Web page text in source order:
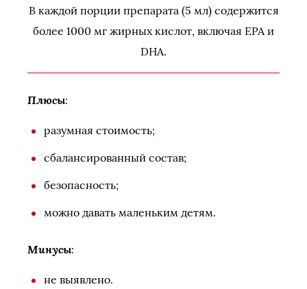
В каждой порции препарата (5 мл) содержится
более 1000 мг жирных кислот, включая EPA и
DHA.
Плюсы:
разумная стоимость;
сбалансированный состав;
безопасность;
можно давать маленьким детям.
Минусы:
не выявлено.